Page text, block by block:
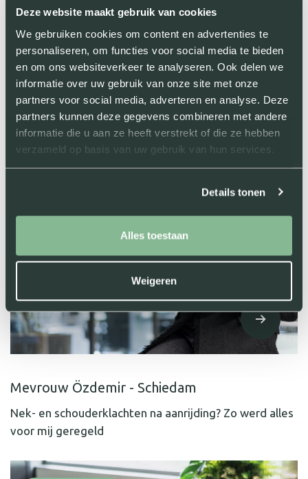
Deze website maakt gebruik van cookies
We gebruiken cookies om content en advertenties te
personaliseren, om functies voor social media te bieden
en om ons websiteverkeer te analyseren. Ook delen we
informatie over uw gebruik van onze site met onze
partners voor social media, adverteren en analyse. Deze
partners kunnen deze gegevens combineren met andere
informatie die u aan ze heeft verstrekt of die ze hebben
verzameld op basis van uw gebruik van hun services.
Details tonen
Alles toestaan
Weigeren
Letsel als student: van chaos naar overzicht en steun
Mevrouw Özdemir - Schiedam
Nek- en schouderklachten na aanrijding? Zo werd alles
voor mij geregeld